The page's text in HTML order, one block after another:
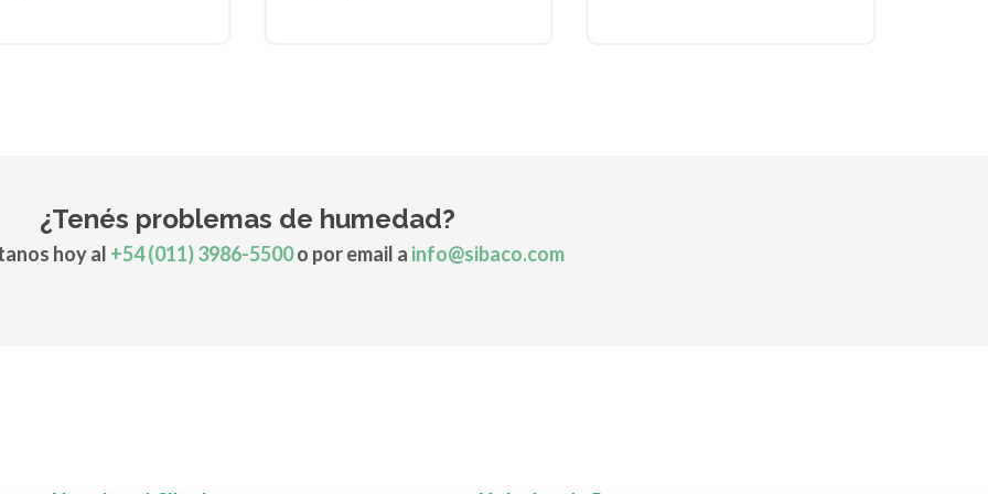
¿Tenés problemas de humedad?
hoy al +54 (011) 3986-5500o por email a info@sibaco.com